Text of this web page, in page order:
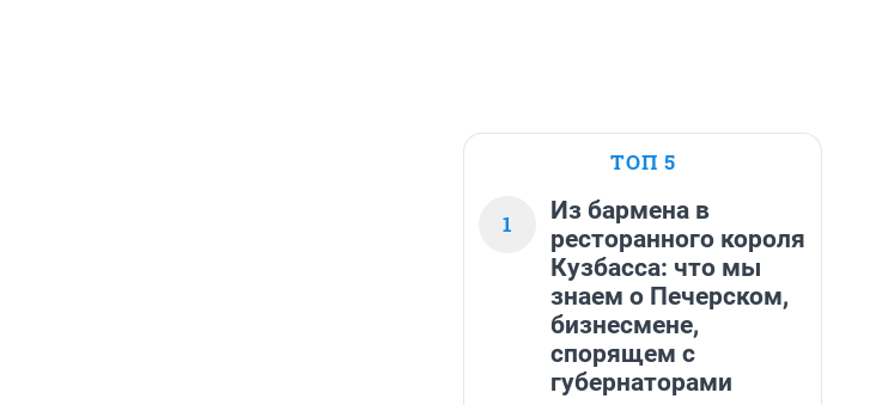
ТОП 5
1
Из бармена в
ресторанного короля
Кузбасса: что мы
знаем о Печерском,
бизнесмене,
спорящем с
губернаторами